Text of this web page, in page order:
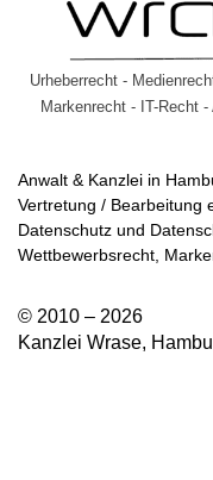
Urheberrecht -
Markenrecht - IT-Recht
Anwalt & Kanzlei in
Vertretung / Bearbeitung
Datenschutz und
Wettbewerbsrecht,
© 2010 – 2026
Kanzlei Wrase,